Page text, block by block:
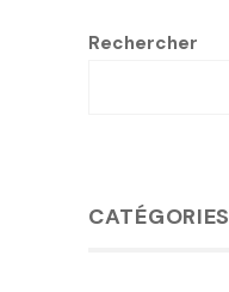
Rechercher
CATÉGORIES